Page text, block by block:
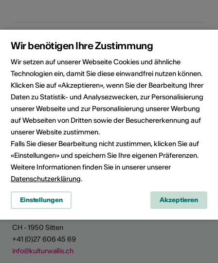
Bildende Kunst, Film, Literatur,
Kulturgut
Kategorie
Wettbewerbe /
Ausschreibungen
News teilen
Kultur Wallis
CH - 1950 Sitten
+41 (0)27 606 45 69
info@kulturwallis.ch
Wir benötigen Ihre Zustimmung
Wir setzen auf unserer Webseite Cookies und ähnliche
Technologien ein, damit Sie diese einwandfrei nutzen können.
Klicken Sie auf «Akzeptieren», wenn Sie der Bearbeitung Ihrer
Daten zu Statistik- und Analysezwecken, zur Personalisierung
unserer Webseite und zur Personalisierung unserer Werbung
auf Webseiten von Dritten sowie der Besuchererkennung auf
unserer Website zustimmen.
Falls Sie dieser Bearbeitung nicht zustimmen, klicken Sie auf
«Einstellungen» und speichern Sie Ihre eigenen Präferenzen.
Weitere Informationen finden Sie in unserer unserer
Datenschutzerklärung.
Einstellungen Akzeptieren